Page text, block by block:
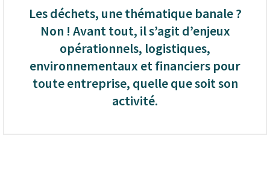
Les déchets, une thématique banale ?
Non ! Avant tout, il s’agit d’enjeux
opérationnels, logistiques,
environnementaux et financiers pour
toute entreprise, quelle que soit son
activité.